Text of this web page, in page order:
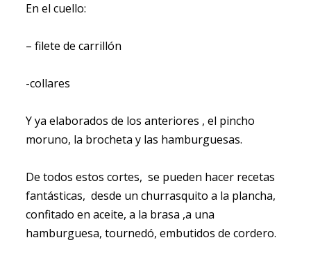
En el cuello:
– filete de carrillón
-collares
Y ya elaborados de los anteriores , el pincho
moruno, la brocheta y las hamburguesas.
De todos estos cortes, se pueden hacer recetas
fantásticas, desde un churrasquito a la plancha,
confitado en aceite, a la brasa ,a una
hamburguesa, tournedó, embutidos de cordero.